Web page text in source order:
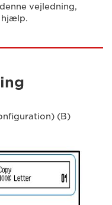
vejledning,
hjælp.
(B)